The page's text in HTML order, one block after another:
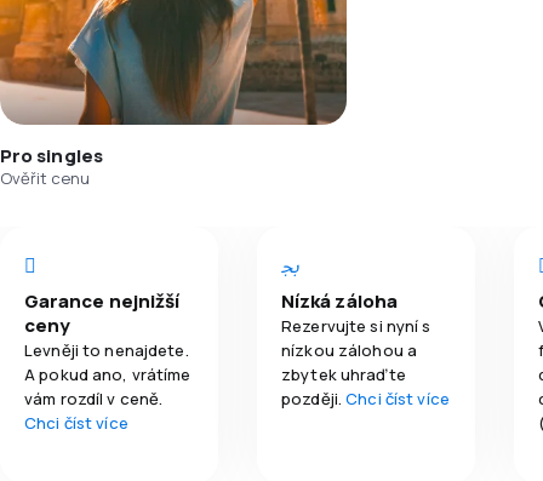
Pro singles
Ověřit cenu
Garance nejnižší
ceny
Levněji to nenajdete.
A pokud ano, vrátíme
vám rozdíl v ceně.
Chci číst více
Nízká záloha
Rezervujte si nyní s
nízkou zálohou a
zbytek uhraďte
později.Chci číst více